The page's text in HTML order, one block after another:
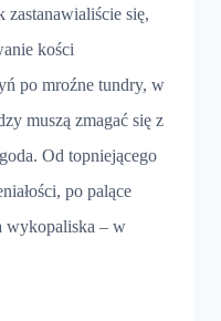
się,
kości
po mroźne tundry, w
muszą zmagać się z
Od topniejącego
po palące
wykopaliska – w